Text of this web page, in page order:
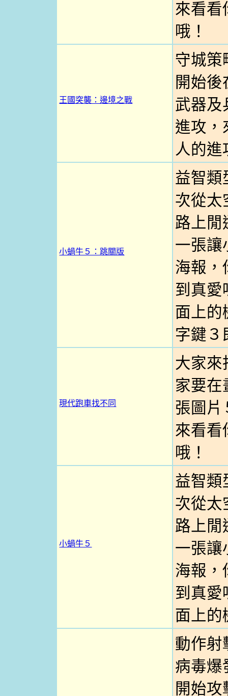
來看看
哦！
王國突襲：邊境之戰
守城策
開始
武器及
進攻，
人的進
小蝸牛５：跳關版
益智類
次從太
路上閒
一張讓
海報，
到真愛
面上的
字鍵３
現代跑車找不同
大家來
家要在
張圖片
來看看
哦！
小蝸牛５
益智類
次從太
路上閒
一張讓
海報，
到真愛
面上的
動作射
病毒爆
開始